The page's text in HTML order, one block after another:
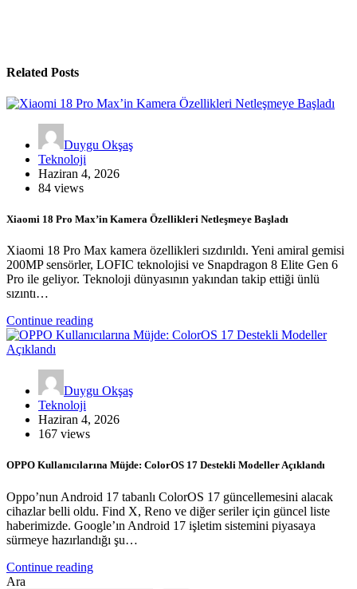
Related Posts
Duygu Okşaş
Teknoloji
Haziran 4, 2026
84 views
Xiaomi 18 Pro Max’in Kamera Özellikleri Netleşmeye Başladı
Xiaomi 18 Pro Max kamera özellikleri sızdırıldı. Yeni amiral gemisi
200MP sensörler, LOFIC teknolojisi ve Snapdragon 8 Elite Gen 6
Pro ile geliyor. Teknoloji dünyasının yakından takip ettiği ünlü
sızıntı…
Continue reading
Duygu Okşaş
Teknoloji
Haziran 4, 2026
167 views
OPPO Kullanıcılarına Müjde: ColorOS 17 Destekli Modeller Açıklandı
Oppo’nun Android 17 tabanlı ColorOS 17 güncellemesini alacak
cihazlar belli oldu. Find X, Reno ve diğer seriler için güncel liste
haberimizde. Google’ın Android 17 işletim sistemini piyasaya
sürmeye hazırlandığı şu…
Continue reading
Ara